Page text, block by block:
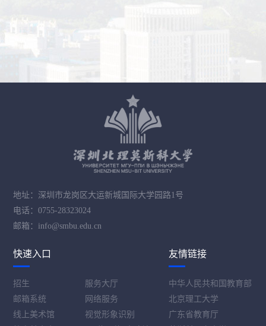
地址：深圳市龙岗区大运新城国际大学园路1号
电话：0755-28323024
邮箱：info@smbu.edu.cn
快速入口
招生
服务大厅
邮箱系统
网络服务
线上美术馆
视觉形象识别
友情链接
中华人民共和国教育部
北京理工大学
广东省教育厅